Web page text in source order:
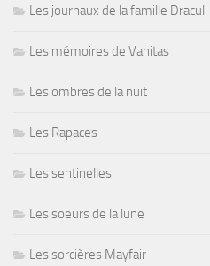
Les journaux de la famille Dracul
Les mémoires de Vanitas
Les ombres de la nuit
Les Rapaces
Les sentinelles
Les soeurs de la lune
Les sorcières Mayfair